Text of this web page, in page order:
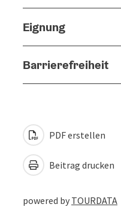
Eignung
Barrierefreiheit
PDF erstellen
Beitrag drucken
powered by TOURDATA